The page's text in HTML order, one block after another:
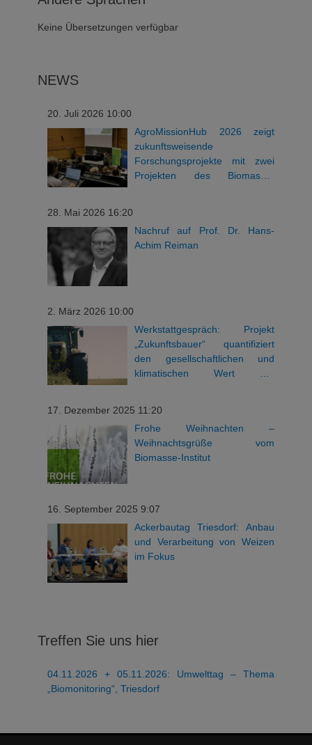
Keine Übersetzungen verfügbar
NEWS
20. Juli 2026 10:00
AgroMissionHub 2026 zeigt
zukunftsweisende
Forschungsprojekte mit zwei
Projekten des Biomasse-
28. Mai 2026 16:20
Nachruf auf Prof. Dr. Hans-
Achim Reiman
2. März 2026 10:00
Werkstattgespräch: Projekt
„Zukunftsbauer“ quantifiziert
den gesellschaftlichen und
klimatischen Wert der
17. Dezember 2025 11:20
Frohe Weihnachten –
Weihnachtsgrüße vom
Biomasse-Institut
16. September 2025 9:07
Ackerbautag Triesdorf: Anbau
und Verarbeitung von Weizen
im Fokus
Treffen Sie uns hier
04.11.2026 + 05.11.2026: Umwelttag – Thema
„Biomonitoring“, Triesdorf